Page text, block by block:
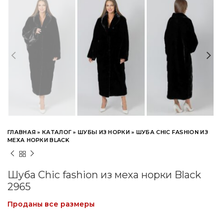
ГЛАВНАЯ »КАТАЛОГ »ШУБЫ ИЗ НОРКИ» ШУБА CHIC FASHION ИЗ
МЕХА НОРКИ BLACK
Шуба Chic fashion из меха норки Black
2965
Проданы все размеры